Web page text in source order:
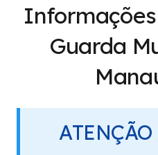
Guarda
ATENÇÃO